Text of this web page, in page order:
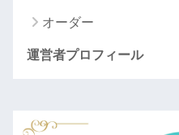
オーダー
運営者プロフィール